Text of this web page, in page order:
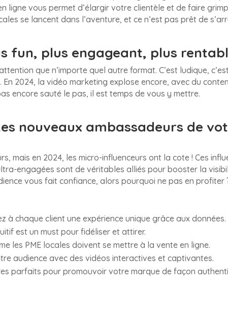
ligne vous permet d’élargir votre clientèle et de faire
se lancent dans l’aventure, et ce n’est pas prêt de
fun, plus engageant, plus
que n’importe quel autre format. C’est ludique,
2024, la vidéo marketing explose encore, avec du
encore sauté le pas, il est temps de vous y mettre.
nouveaux ambassadeurs de
mais en 2024, les micro-influenceurs ont la cote ! Ces
engagées sont de véritables alliés pour booster la
vous fait confiance, alors pourquoi ne pas en profiter
à chaque client une expérience unique grâce aux données.
est un must pour fidéliser et attirer.
les PME locales doivent se mettre à la vente en ligne.
audience avec des vidéos interactives et captivantes.
parfaits pour promouvoir votre marque de façon